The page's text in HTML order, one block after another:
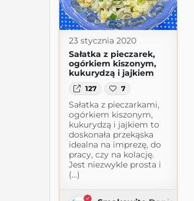
23 stycznia 2020
Sałatka z pieczarek,
ogórkiem kiszonym,
kukurydzą i jajkiem
127 7
Sałatka z pieczarkami,
ogórkiem kiszonym,
kukurydzą i jajkiem to
doskonała przekąska
idealna na imprezę, do
pracy, czy na kolację.
Jest niezwykle prosta i
(...)